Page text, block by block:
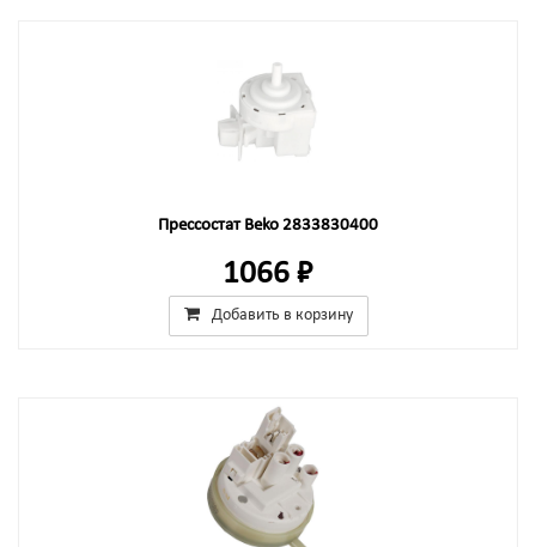
Прессостат Beko 2833830400
1066 ₽
Добавить в корзину